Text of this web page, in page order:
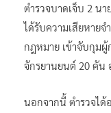
ตำรวจบาดเจ็บ 2 น
ได้รับความเสียหาย
กฎหมาย เข้าจับกุม
จักรยานยนต์ 20 คัน
นอกจากนี้ ตำรวจไ